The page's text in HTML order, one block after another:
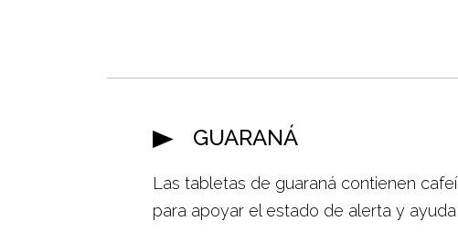
GUARANÁ
Las tabletas de guaraná contienen
para apoyar el estado de alerta y